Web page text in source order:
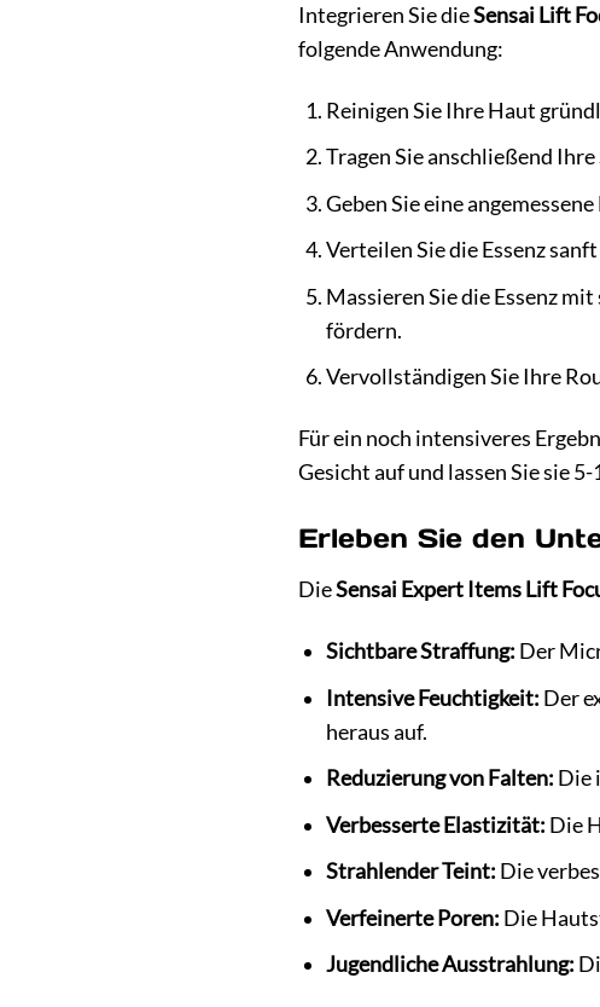
Integrieren Sie dieSensai Lift
folgende Anwendung:
Reinigen Sie Ihre Haut
Tragen Sie anschließend
Geben Sie eine
Verteilen Sie die Essenz
Massieren Sie die Essenz
fördern.
Vervollständigen Sie Ihre
Für ein noch intensiveres
Gesicht auf und lassen Sie sie
Erleben Sie den
DieSensai Expert Items Lift
Sichtbare Straffung: Der
Intensive Feuchtigkeit: Der
heraus auf.
Reduzierung von Falten: Die
Verbesserte Elastizität: Die
Strahlender Teint: Die
Verfeinerte Poren: Die
Jugendliche Ausstrahlung: